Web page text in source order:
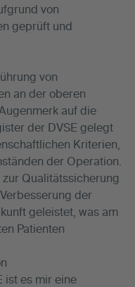
von
geprüft und
von
an der oberen
auf die
der DVSE gelegt
Kriterien,
der Operation.
Qualitätssicherung
der
geleistet, was am
Patienten
ist es mir eine